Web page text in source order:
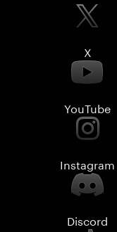
X
YouTube
Instagram
Discord